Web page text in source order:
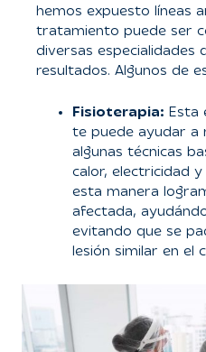
hemos expuesto líneas
tratamiento puede ser
diversas especialidades
resultados. Algunos de
Fisioterapia: Esta
te puede ayudar a
algunas técnicas
calor, electricidad
esta manera
afectada,
evitando que se
lesión similar en el